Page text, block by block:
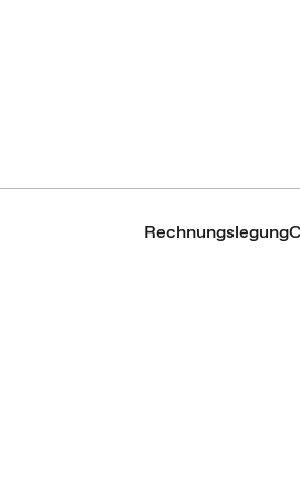
Rechnungslegung